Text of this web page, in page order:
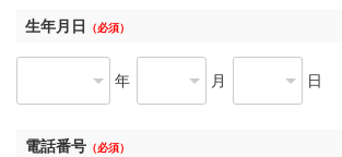
生年月日 （必須）
年 月 日
電話番号 （必須）